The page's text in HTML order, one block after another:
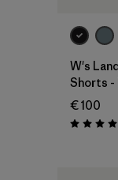
W's
Shorts -
€ 100